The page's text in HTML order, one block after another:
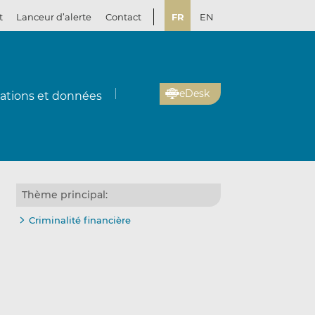
Lanceur d’alerte Contact FR EN
et données eDesk
Thème principal:
Criminalité financière